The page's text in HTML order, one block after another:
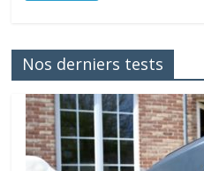
Nos derniers tests